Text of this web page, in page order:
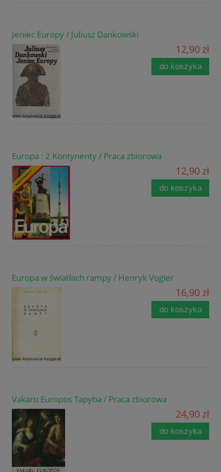
Jeniec Europy / Juliusz Dankowski
12,90 zł
do koszyka
Europa : 2 Kontynenty / Praca zbiorowa
12,90 zł
do koszyka
Europa w światłach rampy / Henryk Vogler
16,90 zł
do koszyka
Vakaru Europos Tapyba / Praca zbiorowa
24,90 zł
do koszyka